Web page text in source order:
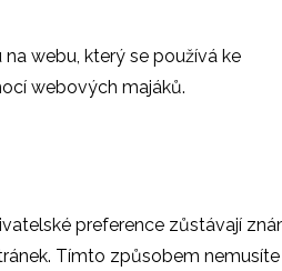
webu, který se používá ke
webových majáků.
preference zůstávají
Tímto způsobem